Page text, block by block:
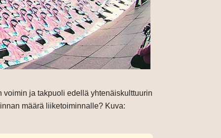
ja takpuoli edellä yhtenäiskulttuurin
määrä liiketoiminnalle? Kuva: